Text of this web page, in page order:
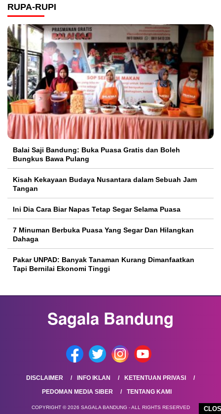
RUPA-RUPI
Balai Saji Bandung: Buka Puasa Gratis dan Boleh
Bungkus Bawa Pulang
Kisah Kekayaan Budaya Nusantara dalam Sebuah Jam
Tangan
Ini Dia Cara Biar Napas Tetap Segar Selama Puasa
7 Minuman Berbuka Puasa Yang Segar Dan Hilangkan
Dahaga
Pakar UNPAD: Banyak Tanaman Kurang Dimanfaatkan
Tapi Bernilai Ekonomi Tinggi
DISCLAIMER INFO IKLAN
KETENTUAN PRIVASI
PEDOMAN MEDIA SIBER
TENTANG KAMI
COPYRIGHT © 2026 SAGALA BANDUNG - ALL RIGHTS RESERVED